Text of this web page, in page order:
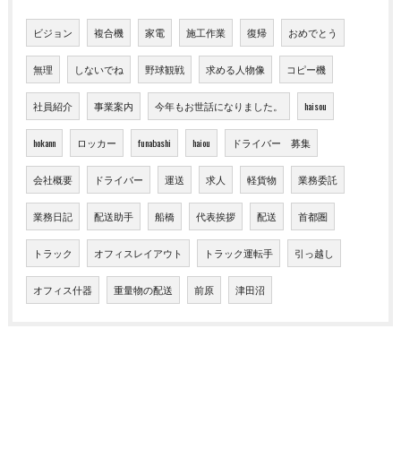
ビジョン 複合機 家電 施工作業 復帰 おめでとう
無理 しないでね 野球観戦 求める人物像 コピー機
社員紹介 事業案内 今年もお世話になりました。 haisou
hokann ロッカー funabashi haiou ドライバー 募集
会社概要 ドライバー 運送 求人 軽貨物 業務委託
業務日記 配送助手 船橋 代表挨拶 配送 首都圏
トラック オフィスレイアウト トラック運転手 引っ越し
オフィス什器 重量物の配送 前原 津田沼